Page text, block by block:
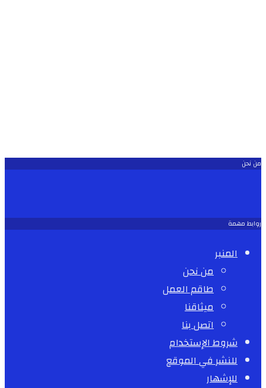
من نحن
روابط مهمة
المنبر
من نحن
طاقم العمل
ميثاقنا
اتصل بنا
شروط الإستخدام
للنشر في الموقع
للإشهار